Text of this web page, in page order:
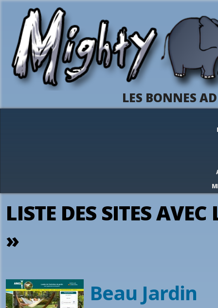
LES BONNES
LISTE DES SITES
»
Beau Jardin